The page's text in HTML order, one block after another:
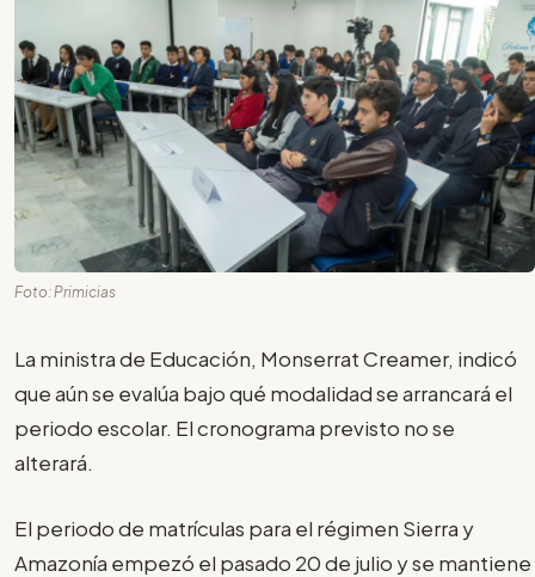
Foto: Primicias
La ministra de Educación, Monserrat Creamer, indicó
que aún se evalúa bajo qué modalidad se arrancará el
periodo escolar. El cronograma previsto no se
alterará.
El periodo de matrículas para el régimen Sierra y
Amazonía empezó el pasado 20 de julio y se mantiene